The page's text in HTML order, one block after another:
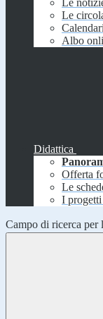
Le
Le
Albo
Didattica
Offerta
Le
I progetti
Campo di ricerca per